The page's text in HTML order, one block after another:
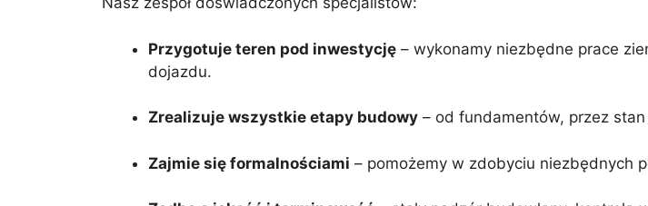
Przygotuje teren pod inwestycję – wykonamy niezbędne prace
dojazdu.
Zrealizuje wszystkie etapy budowy – od fundamentów, przez
Zajmie się formalnościami – pomożemy w zdobyciu niezbędnych